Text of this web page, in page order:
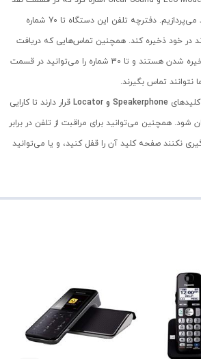
و بررسی بیشتر به این موارد می‌پردازیم. دفترچه تلفن این دستگاه تا 70 شماره
در خود ذخیره کند. همچنین تماس‌هایی که دریافت
می‌کنید تا 50 شماره قابل ذخیره شدن هستند و تا 30 شماره را می‌توانید در قسمت
Speakerphone و Locator
قرار دارند تا کارایی
شود. همچنین می‌توانید برای مراقبت از تلفن در برابر
نکنند صفحه کلید آن را قفل کنید، و یا می‌توانید
زدن هر کلیدی پاسخ دهید. باتری این تلفن از ظرفیت
متن را با وضوح بیشتری نسبت به صفحه نمایش
معمولی نشان می‌دهد. این صفحه نمایش 1.45 اینچ بوده و از 65 هزار رنگ
پشتیبانی می‌کند. همچنین وضوح تصویر 128x128 پیکسل بوده که کیفیت خوبی را